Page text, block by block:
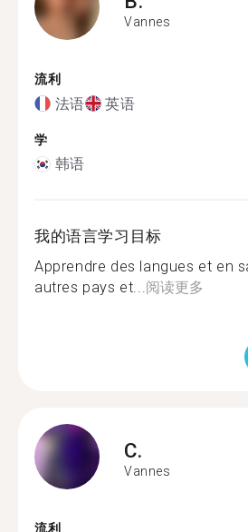
Vannes
流利
法语 英语
学
韩语
我的语言学习目标
Apprendre des langues et en
autres pays et...阅读更多
C.
Vannes
流利